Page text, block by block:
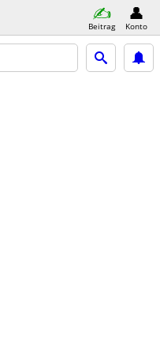
Beitrag Konto